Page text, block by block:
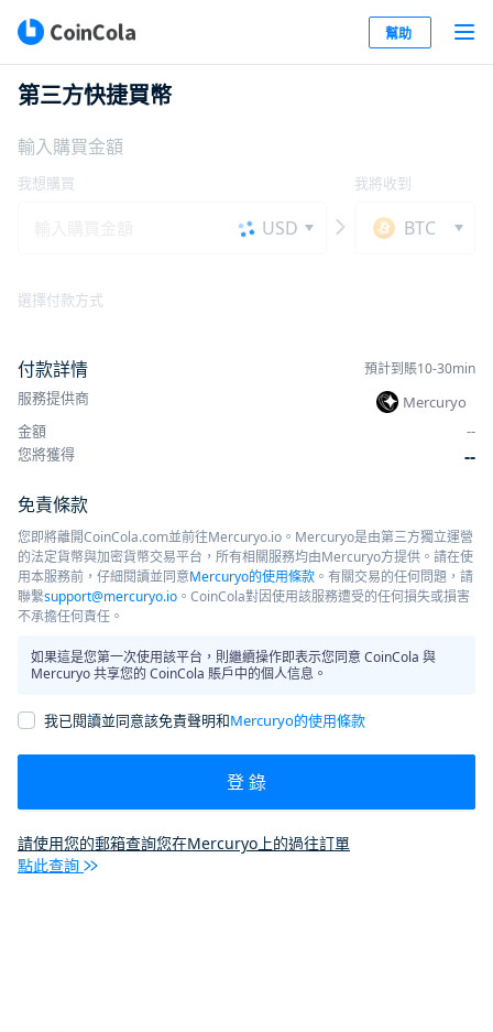
幫助
第三方快捷買幣
輸入購買金額
我想購買
USD
我將收到
BTC
選擇付款方式
付款詳情 預計到賬10-30min
服務提供商
Mercuryo
金額
--
您將獲得
--
免責條款
您即將離開CoinCola.com並前往Mercuryo.io。Mercuryo是由第三方獨立運營
的法定貨幣與加密貨幣交易平台，所有相關服務均由Mercuryo方提供。請在使
用本服務前，仔細閱讀並同意Mercuryo的使用條款 。有關交易的任何問題，請
聯繫support@mercuryo.io 。CoinCola對因使用該服務遭受的任何損失或損害
不承擔任何責任。
如果這是您第一次使用該平台，則繼續操作即表示您同意 CoinCola 與
Mercuryo 共享您的 CoinCola 賬戶中的個人信息。
我已閱讀並同意該免責聲明和Mercuryo的使用條款
登 錄
請使用您的郵箱查詢您在Mercuryo上的過往訂單
點此查詢